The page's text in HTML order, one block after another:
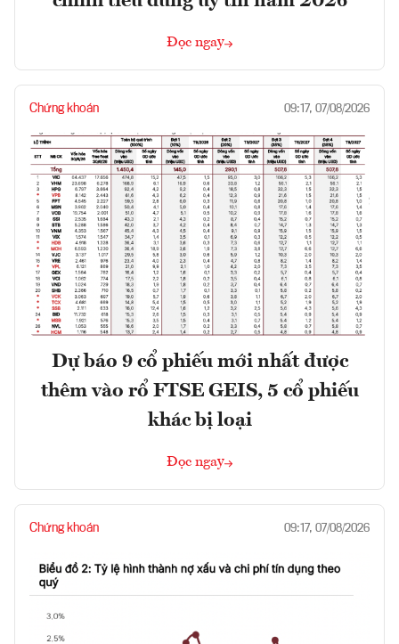
Đọc ngay
Chứng khoán 09:17, 07/08/2026
Dự báo 9 cổ phiếu mới nhất được
thêm vào rổ FTSE GEIS, 5 cổ phiếu
khác bị loại
Đọc ngay
Chứng khoán 09:17, 07/08/2026